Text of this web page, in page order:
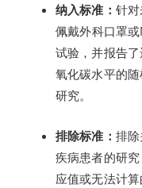
纳入标准： 针
佩戴外科口罩
试验，并报告
氧化碳水平的
研究。
排除标准： 排
疾病患者的研
应值或无法计